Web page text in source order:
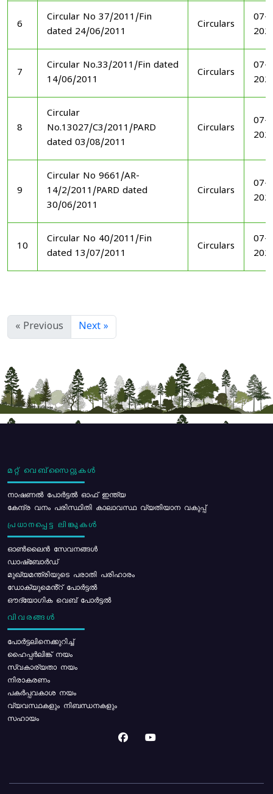
6
Circular No 37/2011/Fin
dated 24/06/2011
Circulars
07-
7
Circular No.33/2011/Fin dated
14/06/2011
Circulars
07-
8
Circular
No.13027/C3/2011/PARD
dated 03/08/2011
Circulars
07-
9
Circular No 9661/AR-
14/2/2011/PARD dated
30/06/2011
Circulars
07-
10
Circular No 40/2011/Fin
dated 13/07/2011
Circulars
07-
« Previous Next »
മറ്റ് വെബ്സൈറ്റുകൾ
നാഷണൽ പോർട്ടൽ ഓഫ് ഇന്ത്യ
കേന്ദ്ര വനം പരിസ്ഥിതി കാലാവസ്ഥ വ്യതിയാന വകുപ്പ്
പ്രധാനപ്പെട്ട ലിങ്കുകൾ
ഓൺലൈൻ സേവനങ്ങൾ
ഡാഷ്ബോർഡ്
മുഖ്യമന്ത്രിയുടെ പരാതി പരിഹാരം
ഡോക്യുമെൻ്റ് പോർട്ടൽ
ഔദ്യോഗിക വെബ് പോർട്ടൽ
വിവരങ്ങൾ
പോര്‍ട്ടലിനെക്കുറിച്ച്
ഹൈപ്പർലിങ്ക് നയം
സ്വകാര്യതാ നയം
നിരാകരണം
പകർപ്പവകാശ നയം
വ്യവസ്ഥകളും നിബന്ധനകളും
സഹായം